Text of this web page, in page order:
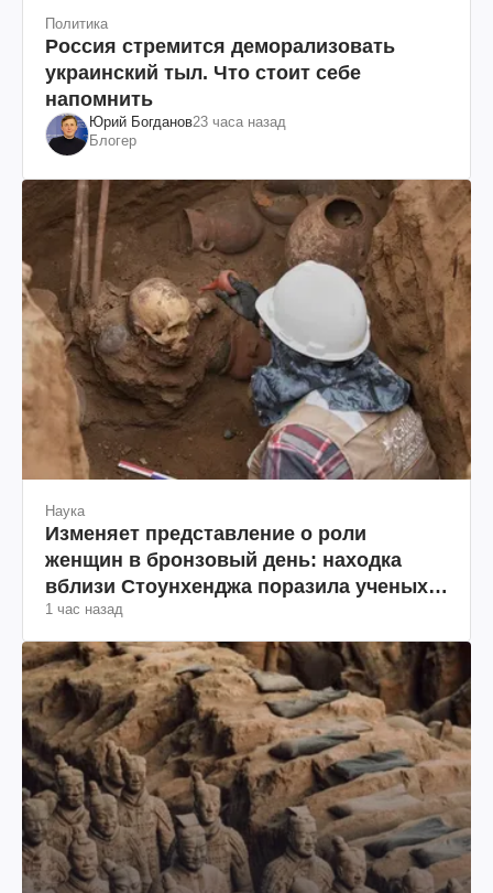
Политика
Россия стремится деморализовать
украинский тыл. Что стоит себе
напомнить
Юрий Богданов23 часа назад
Блогер
Наука
Изменяет представление о роли
женщин в бронзовый день: находка
вблизи Стоунхенджа поразила ученых
(фото)
1 час назад